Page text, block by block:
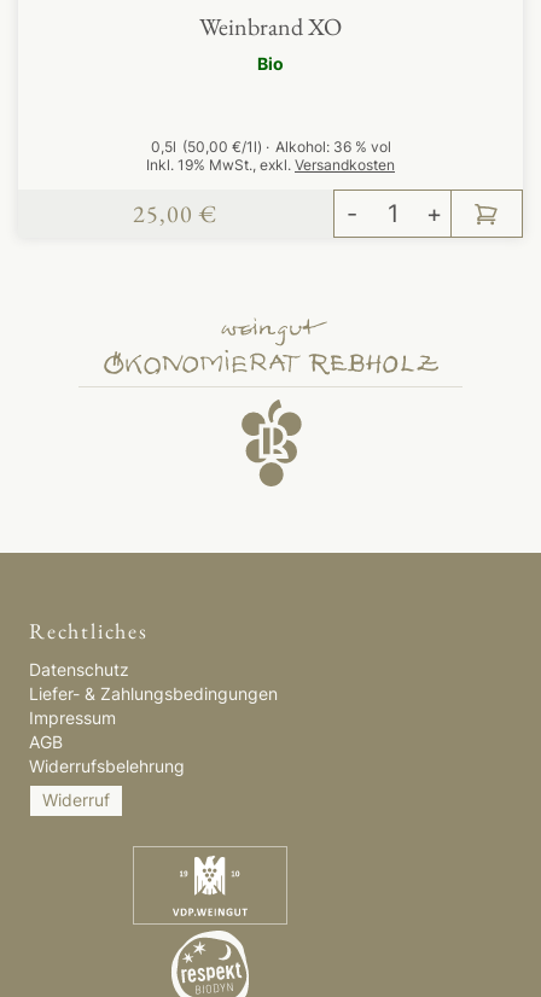
Weinbrand XO
Bio
0,5l (50,00 €/1l) Alkohol: 36 % vol
25,00 €
Inkl. 19% MwSt. exkl. Versandkosten
- +
Rechtliches
Datenschutz
Liefer- & Zahlungsbedingungen
Impressum
AGB
Widerrufsbelehrung
Widerruf